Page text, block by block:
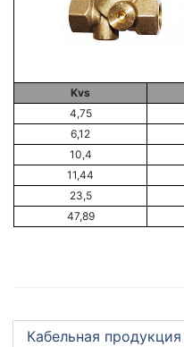
Кабельная продукция
Kvs
4,75
6,12
10,4
11,44
23,5
47,89